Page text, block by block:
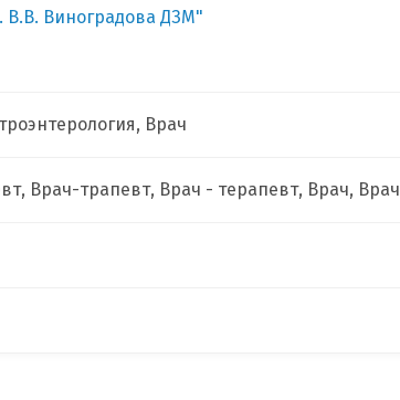
В.В. Виноградова ДЗМ"
Врач
Врач-трапевт, Врач - терапевт, Врач, Врач